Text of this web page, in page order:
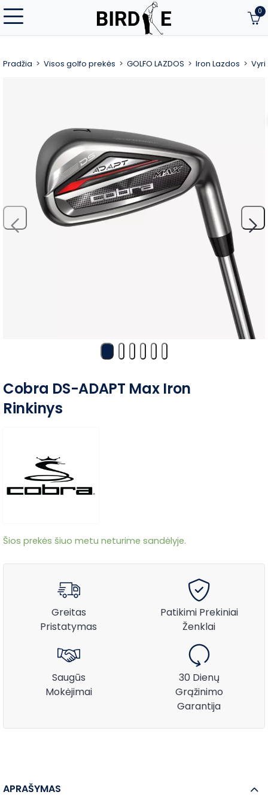
0
Pradžia Visos golfo prekės GOLFO LAZDOS Iron Lazdos
Cobra DS-ADAPT Max Iron
Rinkinys
Šios prekės šiuo metu neturime sandėlyje.
Greitas
Pristatymas
Patikimi Prekiniai
Ženklai
Saugūs
Mokėjimai
30 Dienų
Grąžinimo
Garantija
APRAŠYMAS